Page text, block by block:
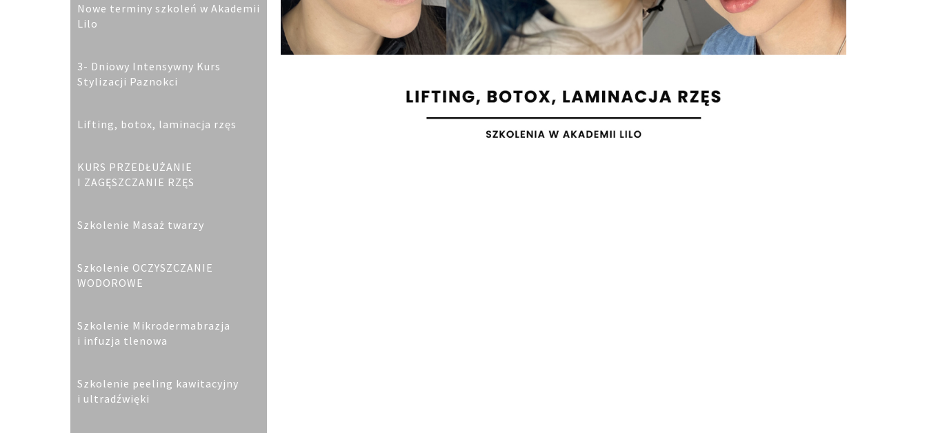
Nowe terminy szkoleń w Akademii
Lilo
3- Dniowy Intensywny Kurs
Stylizacji Paznokci
Lifting, botox, laminacja rzęs
KURS PRZEDŁUŻANIE
I ZAGĘSZCZANIE RZĘS
Szkolenie Masaż twarzy
Szkolenie OCZYSZCZANIE
WODOROWE
Szkolenie Mikrodermabrazja
i infuzja tlenowa
Szkolenie peeling kawitacyjny
i ultradźwięki